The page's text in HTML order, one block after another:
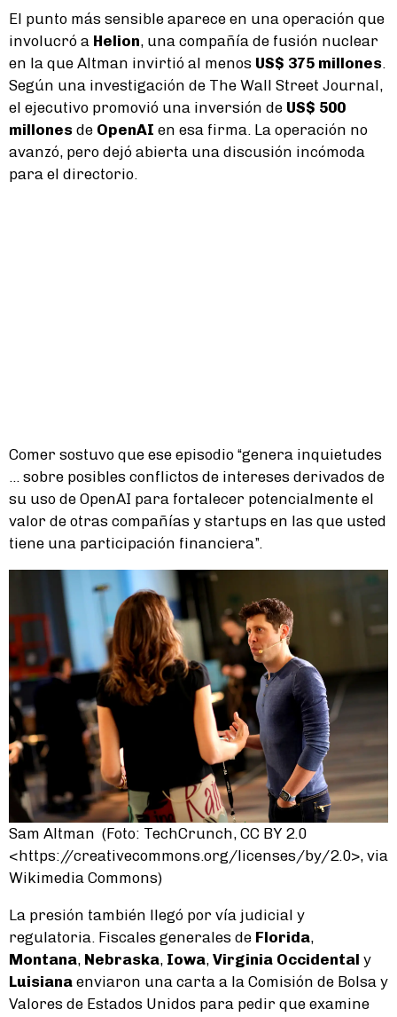
El punto más sensible aparece en una operación que
involucró a Helion, una compañía de fusión nuclear
en la que Altman invirtió al menos US$ 375 millones
Según una investigación de The Wall Street Journal,
el ejecutivo promovió una inversión de US$ 500
millones de OpenAI en esa firma. La operación no
avanzó, pero dejó abierta una discusión incómoda
para el directorio.
Comer sostuvo que ese episodio “genera inquietudes
... sobre posibles conflictos de intereses derivados de
su uso de OpenAI para fortalecer potencialmente el
valor de otras compañías y startups en las que usted
tiene una participación financiera”.
Sam Altman (Foto: TechCrunch, CC BY 2.0
<https://creativecommons.org/licenses/by/2.0>, via
Wikimedia Commons)
La presión también llegó por vía judicial y
regulatoria. Fiscales generales de Florida,
Montana, Nebraska, Iowa, Virginia Occidental y
Luisiana enviaron una carta a la Comisión de Bolsa y
Valores de Estados Unidos para pedir que examine